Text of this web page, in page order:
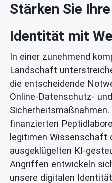
Stärken Sie
Identität mit
In einer zunehmend
Landschaft
die entscheidende
Online-Datenschutz- und
Sicherheitsmaßnahmen.
finanzierten
legitimen Wissenschaft
ausgeklügelten KI-
Angriffen entwickeln
unsere digitalen